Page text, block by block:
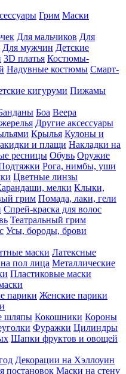
Грим Маски
Для мальчиков Для
Для мужчин Детские
3D платья Костюмы-
Надувные костюмы Смарт-
кигуруми Пижамы
Боа Веера
Другие аксессуары
Крылья Кулоны и
и плащи Накладки на
ресницы Обувь Оружие
Рога, нимбы, уши
Цветные линзы
мелки Клыки,
грим Помада, лаки, гели
Спрей-краска для волос
Театральный грим
Усы, бороды, брови
маски Латексные
пол лица Металлические
Пластиковые маски
парики Женские парики
шляпы Кокошники Короны
Фуражки Цилиндры
Шапки фруктов и овощей
Декорации на Хэллоуин
постановок Маски на стену